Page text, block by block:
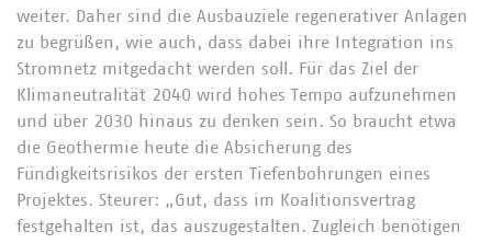
weiter. Daher sind die Ausbauziele regenerativer Anlagen
zu begrüßen, wie auch, dass dabei ihre Integration ins
Stromnetz mitgedacht werden soll. Für das Ziel der
Klimaneutralität 2040 wird hohes Tempo aufzunehmen
und über 2030 hinaus zu denken sein. So braucht etwa
die Geothermie heute die Absicherung des
Fündigkeitsrisikos der ersten Tiefenbohrungen eines
Projektes. Steurer: „Gut, dass im Koalitionsvertrag
festgehalten ist, das auszugestalten. Zugleich benötigen